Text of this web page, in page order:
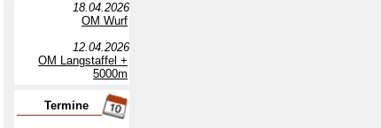
18.04.2026
OM Wurf
12.04.2026
OM Langstaffel +
5000m
Termine